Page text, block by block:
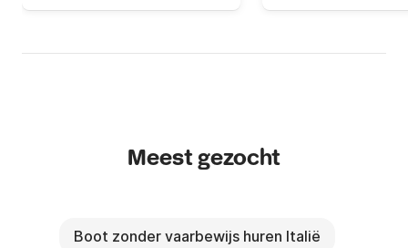
Meest gezocht
Boot zonder vaarbewijs huren Italië